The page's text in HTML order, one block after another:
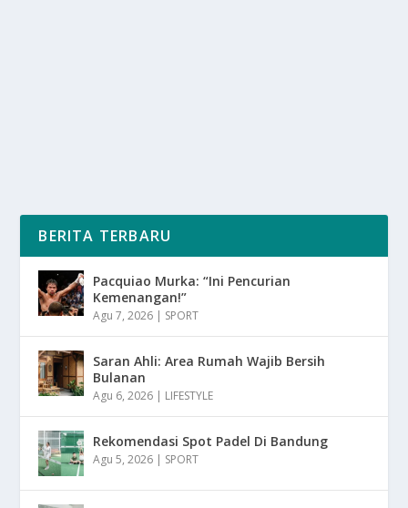
BERITA TERBARU
Pacquiao Murka: “Ini Pencurian
Kemenangan!”
Agu 7, 2026 | SPORT
Saran Ahli: Area Rumah Wajib Bersih
Bulanan
Agu 6, 2026 | LIFESTYLE
Rekomendasi Spot Padel Di Bandung
Agu 5, 2026 | SPORT